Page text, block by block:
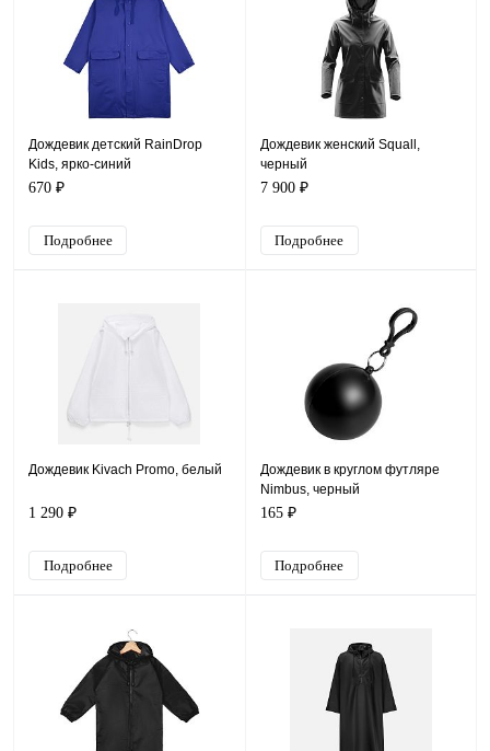
Дождевик детский RainDrop
Kids, ярко-синий
670 ₽
Подробнее
Дождевик женский Squall,
черный
7 900 ₽
Подробнее
Дождевик Kivach Promo, белый
1 290 ₽
Подробнее
Дождевик в круглом футляре
Nimbus, черный
165 ₽
Подробнее